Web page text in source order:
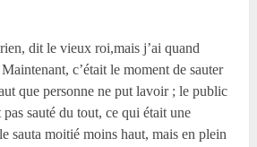
dit le vieux roi,mais j’ai quand
c’était le moment de sauter
que personne ne put lavoir ; le public
pas sauté du tout, ce qui était une
sauta moitié moins haut, mais en plein